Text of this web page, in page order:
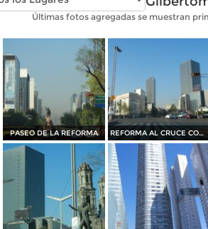
Últimas fotos agregadas se muestran
PASEO DE LA REFORMA REFORMA AL CRUCE CON BALDERAS Y AV HIDALGO